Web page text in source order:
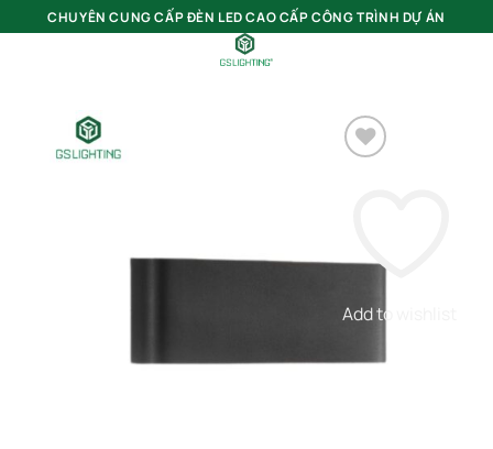
qua
CHUYÊN CUNG CẤP ĐÈN LED CAO CẤP CÔNG TRÌNH DỰ ÁN
Add to wishlist